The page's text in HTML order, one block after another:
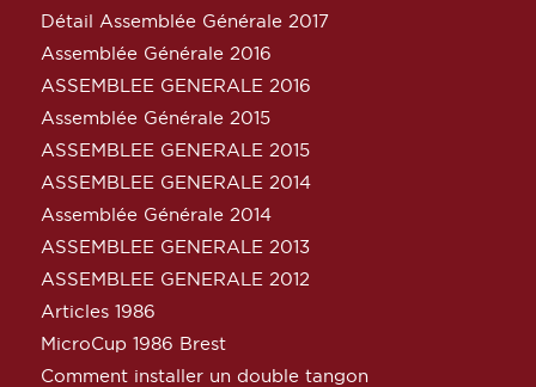
Détail Assemblée Générale 2017
Assemblée Générale 2016
ASSEMBLEE GENERALE 2016
Assemblée Générale 2015
ASSEMBLEE GENERALE 2015
ASSEMBLEE GENERALE 2014
Assemblée Générale 2014
ASSEMBLEE GENERALE 2013
ASSEMBLEE GENERALE 2012
Articles 1986
MicroCup 1986 Brest
Comment installer un double tangon